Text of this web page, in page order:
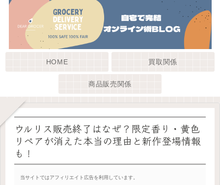
HOME 買取関係
商品販売関係
ウルリス販売終了はなぜ？限定香り・黄色
リペアが消えた本当の理由と新作登場情報
も！
当サイトではアフィリエイト広告を利用しています。